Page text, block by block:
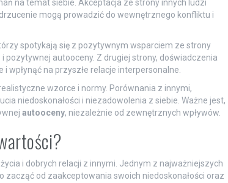
na temat siebie. Akceptacja ze strony innych ludzi
mogą prowadzić do wewnętrznego konfliktu i
spotykają się z pozytywnym wsparciem ze strony
pozytywnej autooceny. Z drugiej strony, doświadczenia
wpłynąć na przyszłe relacje interpersonalne.
wzorce i normy. Porównania z innymi,
niedoskonałości i niezadowolenia z siebie. Ważne jest,
autooceny, niezależnie od zewnętrznych wpływów.
i dobrych relacji z innymi. Jednym z najważniejszych
zacząć od zaakceptowania swoich niedoskonałości oraz